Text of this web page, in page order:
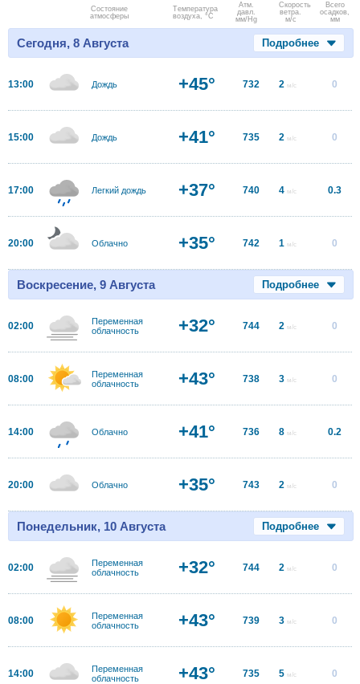
Состояние
атмосферы
Температура
воздуха, °C
Атм.
давл.
мм/Hg
Скорость
ветра.
м/с
Всего
осадков,
мм
Сегодня, 8 Августа Подробнее
13:00 Дождь +45° 732 2 м/с 0
15:00 Дождь +41° 735 2 м/с 0
17:00 Легкий дождь +37° 740 4 м/с 0.3
20:00 Облачно +35° 742 1 м/с 0
Воскресение, 9 Августа Подробнее
02:00
Переменная
облачность
+32° 744 2 м/с 0
08:00
Переменная
облачность
+43° 738 3 м/с 0
14:00 Облачно +41° 736 8 м/с 0.2
20:00 Облачно +35° 743 2 м/с 0
Понедельник, 10 Августа Подробнее
02:00
Переменная
облачность
+32° 744 2 м/с 0
08:00
Переменная
облачность
+43° 739 3 м/с 0
14:00
Переменная
облачность
+43° 735 5 м/с 0